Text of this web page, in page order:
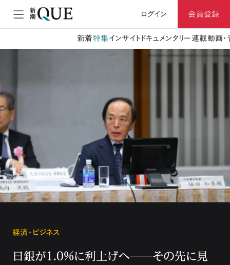
ログイン 会員登録
新着特集 インサイト ドキュメンタリー 連載動画
経済・ビジネス
日銀が1.0%に利上げへ――その先に見